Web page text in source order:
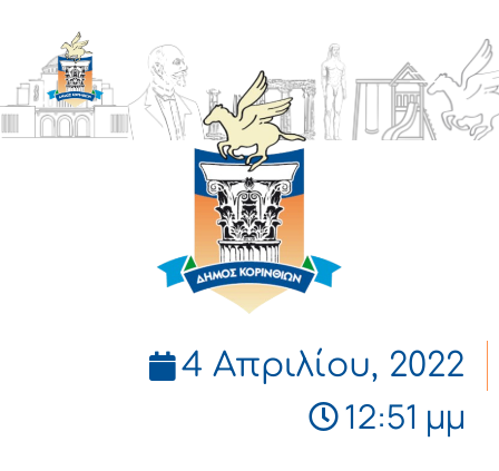
ΔΗΜΟΣ
ΚΟΡΙΝΘΙΩΝ
4 Απριλίου, 2022
12:51 μμ